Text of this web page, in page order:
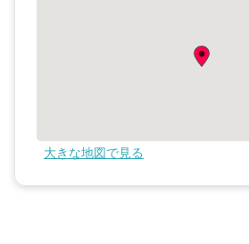
大きな地図で見る